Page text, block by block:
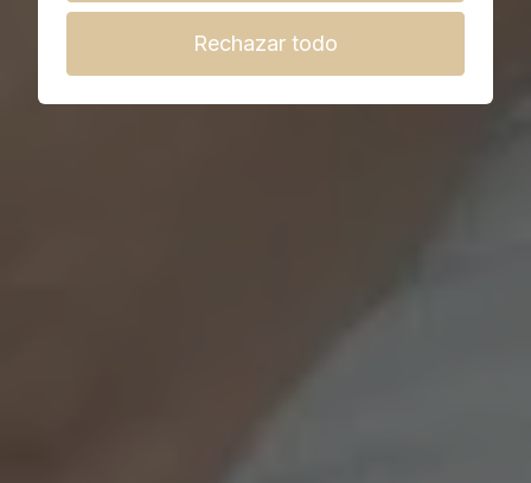
Rechazar todo